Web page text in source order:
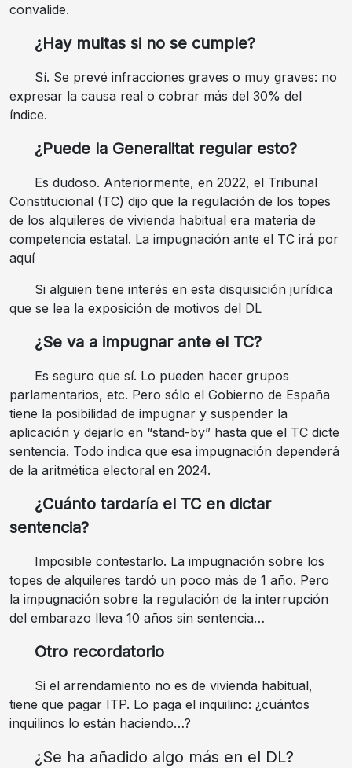
convalide.
¿Hay multas si no se cumple?
Sí. Se prevé infracciones graves o muy graves: no
expresar la causa real o cobrar más del 30% del
índice.
¿Puede la Generalitat regular esto?
Es dudoso. Anteriormente, en 2022, el Tribunal
Constitucional (TC) dijo que la regulación de los topes
de los alquileres de vivienda habitual era materia de
competencia estatal. La impugnación ante el TC irá por
aquí
Si alguien tiene interés en esta disquisición jurídica
que se lea la exposición de motivos del DL
¿Se va a impugnar ante el TC?
Es seguro que sí. Lo pueden hacer grupos
parlamentarios, etc. Pero sólo el Gobierno de España
tiene la posibilidad de impugnar y suspender la
aplicación y dejarlo en “stand-by” hasta que el TC dicte
sentencia. Todo indica que esa impugnación dependerá
de la aritmética electoral en 2024.
¿Cuánto tardaría el TC en dictar
sentencia?
Imposible contestarlo. La impugnación sobre los
topes de alquileres tardó un poco más de 1 año. Pero
la impugnación sobre la regulación de la interrupción
del embarazo lleva 10 años sin sentencia…
Otro recordatorio
Si el arrendamiento no es de vivienda habitual,
tiene que pagar ITP. Lo paga el inquilino: ¿cuántos
inquilinos lo están haciendo…?
¿Se ha añadido algo más en el DL?